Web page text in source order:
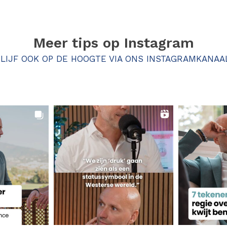
Meer tips op Instagram
OOK OP DE HOOGTE VIA ONS